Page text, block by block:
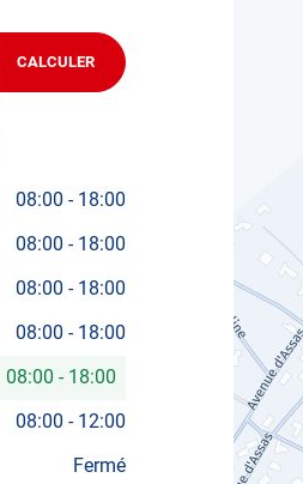
CALCULER
JUSQU'AU
POINT
08:00 - 18:00
08:00 - 18:00
08:00 - 18:00
08:00 - 18:00
08:00 - 18:00
08:00 - 12:00
Fermé